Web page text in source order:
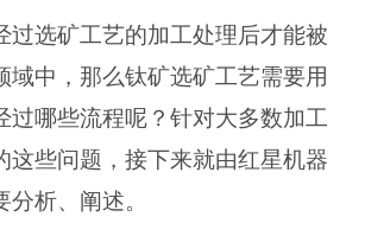
过选矿工艺的加工处理后才能被
域中，那么钛矿选矿工艺需要用
过哪些流程呢？针对大多数加工
这些问题，接下来就由红星机器
析、阐述。